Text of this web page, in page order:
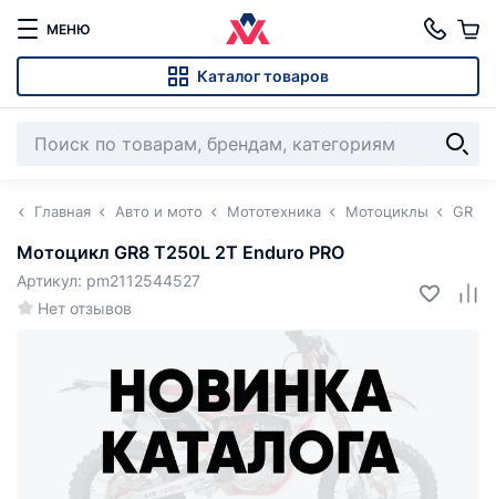
МЕНЮ
Каталог товаров
Главная Авто и мото Мототехника Мотоциклы GR
Мотоцикл GR8 T250L 2T Enduro PRO
Нет отзывов
Артикул: pm2112544527